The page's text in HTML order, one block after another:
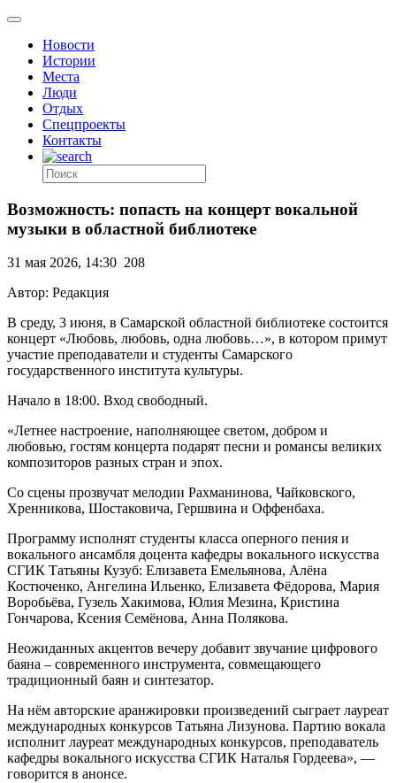
Новости
Истории
Места
Люди
Отдых
Спецпроекты
Контакты
Возможность: попасть на концерт вокальной
музыки в областной библиотеке
31 мая 2026, 14:30 208
Автор: Редакция
В среду, 3 июня, в Самарской областной библиотеке состоится
концерт «Любовь, любовь, одна любовь…», в котором примут
участие преподаватели и студенты Самарского
государственного института культуры.
Начало в 18:00. Вход свободный.
«Летнее настроение, наполняющее светом, добром и
любовью, гостям концерта подарят песни и романсы великих
композиторов разных стран и эпох.
Со сцены прозвучат мелодии Рахманинова, Чайковского,
Хренникова, Шостаковича, Гершвина и Оффенбаха.
Программу исполнят студенты класса оперного пения и
вокального ансамбля доцента кафедры вокального искусства
СГИК Татьяны Кузуб: Елизавета Емельянова, Алёна
Костюченко, Ангелина Ильенко, Елизавета Фёдорова, Мария
Воробьёва, Гузель Хакимова, Юлия Мезина, Кристина
Гончарова, Ксения Семёнова, Анна Полякова.
Неожиданных акцентов вечеру добавит звучание цифрового
баяна – современного инструмента, совмещающего
традиционный баян и синтезатор.
На нём авторские аранжировки произведений сыграет лауреат
международных конкурсов Татьяна Лизунова. Партию вокала
исполнит лауреат международных конкурсов, преподаватель
кафедры вокального искусства СГИК Наталья Гордеева», —
говорится в анонсе.